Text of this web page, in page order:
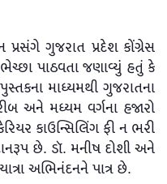
પ્રસંગે ગુજરાત પ્રદેશ કોંગ્રેસ
પાઠવતા જણાવ્યું હતું કે
માધ્યમથી ગુજરાતના
અને મધ્યમ વર્ગના હજારો
કાઉન્સિલિંગ ફી ન ભરી
છે. ડૉ. મનીષ દોશી અને
અભિનંદનને પાત્ર છે.